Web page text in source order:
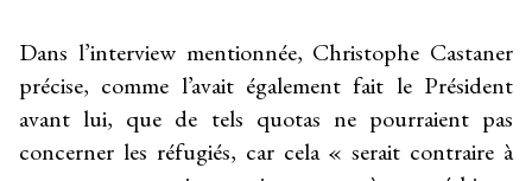
Dans l’interview mentionnée, Christophe Castaner
précise, comme l’avait également fait le Président
avant lui, que de tels quotas ne pourraient pas
concerner les réfugiés, car cela « serait contraire à